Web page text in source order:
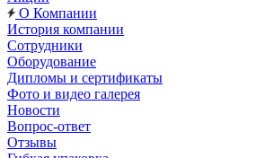
О Компании
История компании
Сотрудники
Оборудование
Дипломы и сертификаты
Фото и видео галерея
Новости
Вопрос-ответ
Отзывы